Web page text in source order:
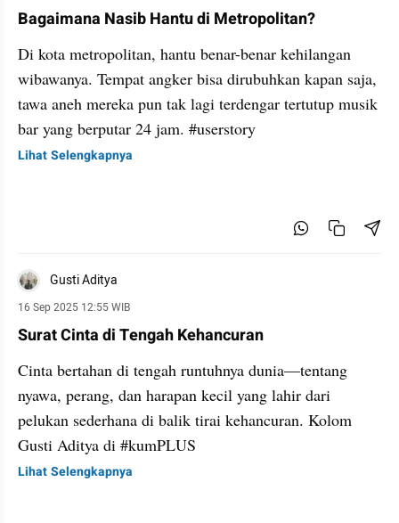
Bagaimana Nasib Hantu di Metropolitan?
Di kota metropolitan, hantu benar-benar kehilangan
wibawanya. Tempat angker bisa dirubuhkan kapan saja,
tawa aneh mereka pun tak lagi terdengar tertutup musik
bar yang berputar 24 jam. #userstory
Lihat Selengkapnya
Gusti Aditya
16 Sep 2025 12:55 WIB
Surat Cinta di Tengah Kehancuran
Cinta bertahan di tengah runtuhnya dunia—tentang
nyawa, perang, dan harapan kecil yang lahir dari
pelukan sederhana di balik tirai kehancuran. Kolom
Gusti Aditya di #kumPLUS
Lihat Selengkapnya